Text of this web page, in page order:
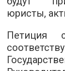
юристы,
Петиция